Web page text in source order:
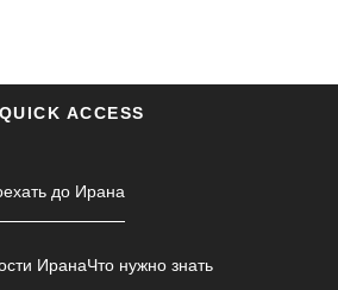
QUICK ACCESS
до Ирана
ИранаЧто нужно знать